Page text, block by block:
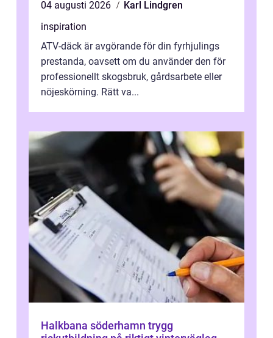
04 augusti 2026
Karl Lindgren
inspiration
ATV-däck är avgörande för din fyrhjulings
prestanda, oavsett om du använder den för
professionellt skogsbruk, gårdsarbete eller
nöjeskörning. Rätt va...
Halkbana söderhamn trygg